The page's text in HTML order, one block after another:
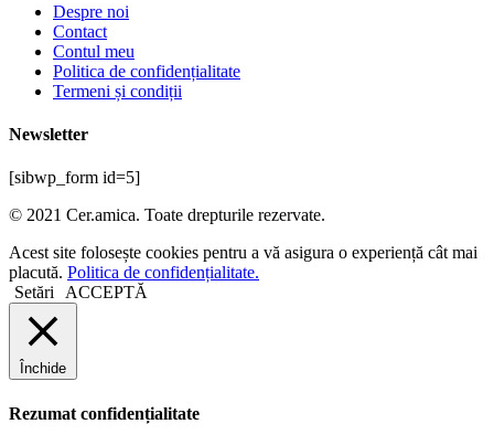
Despre noi
Contact
Contul meu
Politica de confidențialitate
Termeni și condiții
Newsletter
[sibwp_form id=5]
© 2021 Cer.amica. Toate drepturile rezervate.​
Acest site folosește cookies pentru a vă asigura o experiență cât mai
placută. Politica de confidențialitate.
Setări
ACCEPTĂ
Închide
Rezumat confidențialitate